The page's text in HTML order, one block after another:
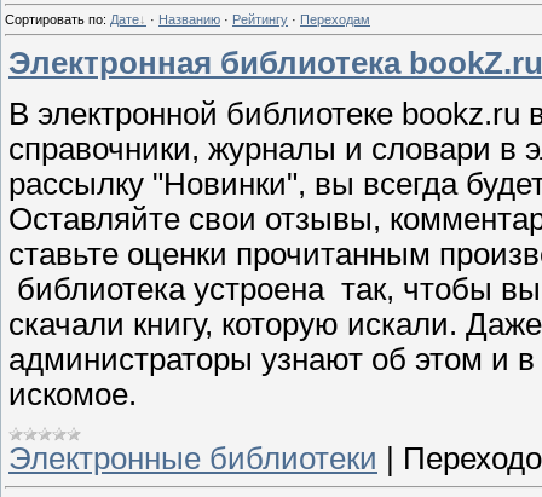
Сортировать по: Дате · Названию · Рейтингу · Переходам
Электронная библиотека
В электронной библиотеке bookz.ru
справочники, журналы и словари в
рассылку "Новинки", вы всегда
Оставляйте свои отзывы,
ставьте оценки прочитанным
библиотека устроена так, чтобы
скачали книгу, которую искали.
администраторы узнают об этом и
искомое.
Электронные библиотеки